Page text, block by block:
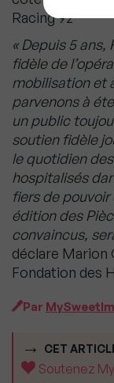
Racing 92
« Depuis 5
fidèle de
mobilisation et
parvenons à
un public
soutien fidèle
le quotidien
hospitalisés
fiers de
édition des
convaincus,
déclare Marion
Fondation des
Par
CET
Soutenez